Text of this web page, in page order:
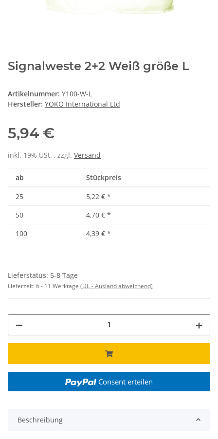
Signalweste 2+2 Weiß größe L
Artikelnummer: Y100-W-L
Hersteller: YOKO International Ltd
5,94 €
inkl. 19% USt. , zzgl. Versand
ab Stückpreis
25 5,22 € *
50
4,70 € *
100
4,39 € *
Lieferstatus: 5-8 Tage
Lieferzeit:6 - 11 Werktage (DE - Ausland abweichend)
Consent erteilen
Beschreibung